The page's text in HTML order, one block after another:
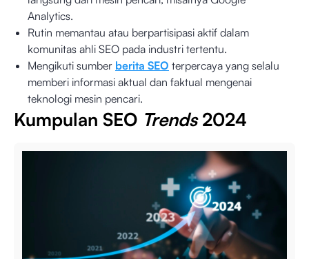
Analytics.
Rutin memantau atau berpartisipasi aktif dalam
komunitas ahli SEO pada industri tertentu.
Mengikuti sumber berita SEO terpercaya yang selalu
memberi informasi aktual dan faktual mengenai
teknologi mesin pencari.
Kumpulan SEO Trends2024